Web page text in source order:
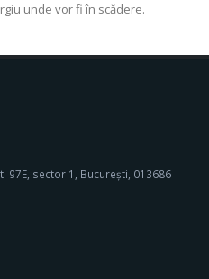
unde vor fi în scădere.
97E, sector 1, București, 013686